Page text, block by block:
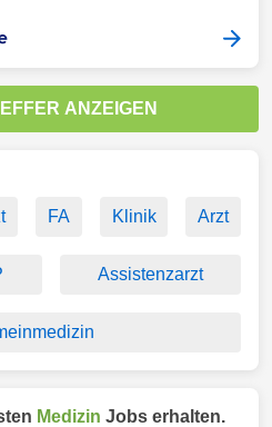
ANZEIGEN
FA Klinik Arzt
Assistenzarzt
Medizin Jobs erhalten.